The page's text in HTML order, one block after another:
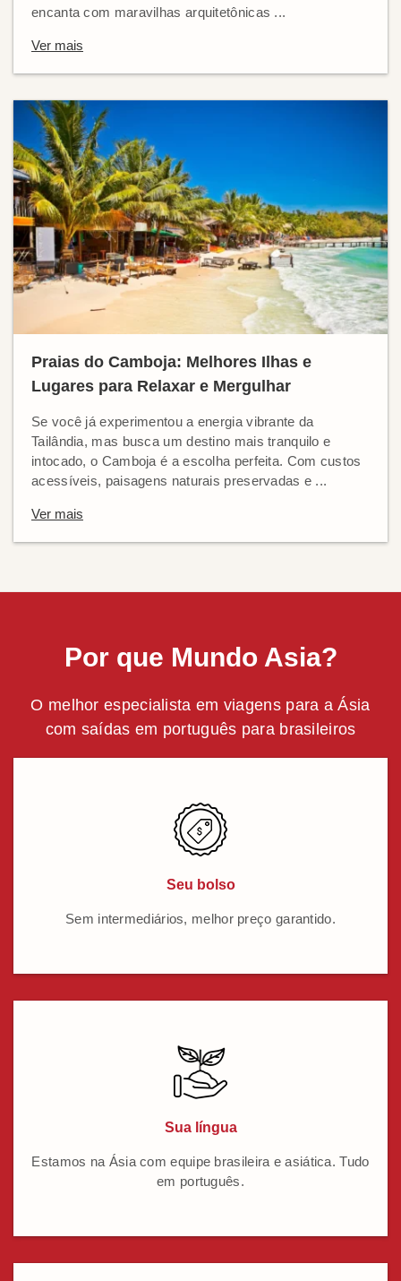
encanta com maravilhas arquitetônicas ...
Ver mais
Praias do Camboja: Melhores Ilhas e
Lugares para Relaxar e Mergulhar
Se você já experimentou a energia vibrante da
Tailândia, mas busca um destino mais tranquilo e
intocado, o Camboja é a escolha perfeita. Com custos
acessíveis, paisagens naturais preservadas e ...
Ver mais
Por que Mundo Asia?
O melhor especialista em viagens para a Ásia
com saídas em português para brasileiros
Seu bolso
Sem intermediários, melhor preço garantido.
Sua língua
Estamos na Ásia com equipe brasileira e asiática. Tudo
em português.